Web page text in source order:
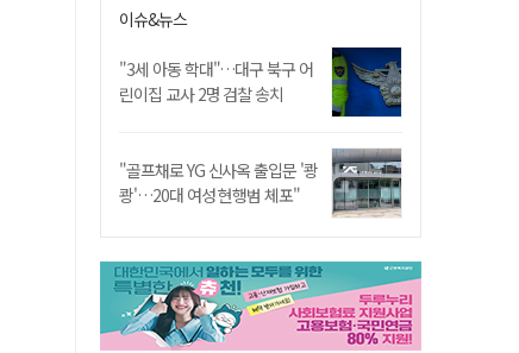
이슈&뉴스
"3세 아동 학대"…대구 북구 어
린이집 교사 2명 검찰 송치
"골프채로 YG 신사옥 출입문 '쾅
쾅'…20대 여성 현행범 체포"